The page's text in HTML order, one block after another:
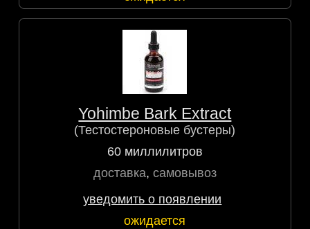
Yohimbe Bark Extract
(Тестостероновые бустеры)
60 миллилитров
доставка, самовывоз
уведомить о появлении
ожидается